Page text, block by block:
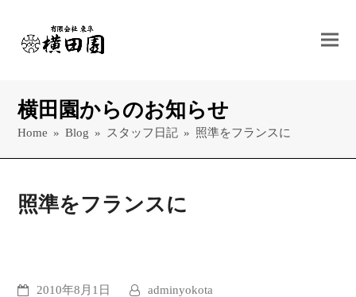
横田園からのお知らせ
Home » Blog » スタッフ日記 » 照準をフランスに
照準をフランスに
2010年8月1日
adminyokota